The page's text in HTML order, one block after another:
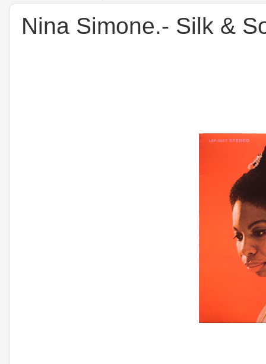
Nina Simone.- Silk &